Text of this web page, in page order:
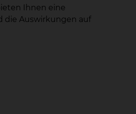
Ihnen eine
die Auswirkungen auf